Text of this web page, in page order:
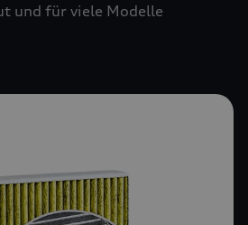
und für viele Modelle